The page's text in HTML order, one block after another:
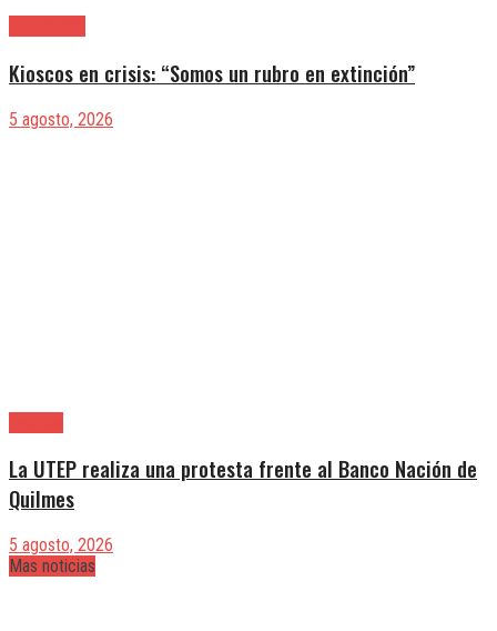
Kioscos en crisis: “Somos un rubro en extinción”
5 agosto, 2026
La UTEP realiza una protesta frente al Banco Nación de
Quilmes
5 agosto, 2026
Mas noticias